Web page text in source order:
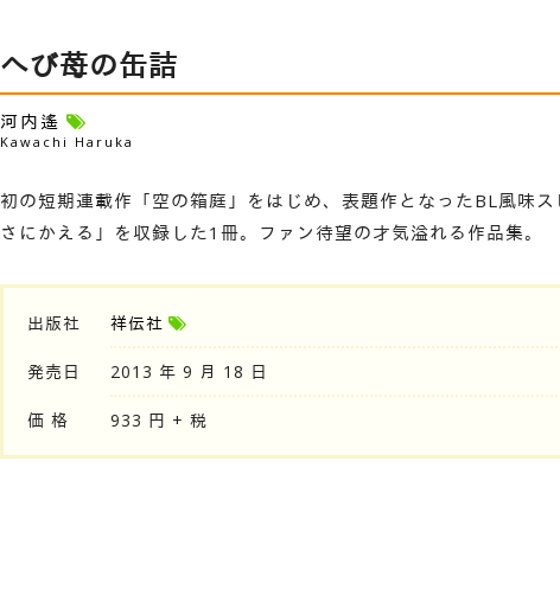
へび苺の缶詰
河内遙
Kawachi Haruka
初の短期連載作「空の箱庭」をはじめ、表題作となったBL風味
さにかえる」を収録した1冊。ファン待望の才気溢れる作品集。
出版社 祥伝社
発売日 2013 年 9 月 18 日
価 格 933 円 + 税